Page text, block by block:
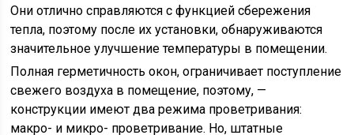
Они отлично справляются с функцией сбережения
тепла, поэтому после их установки, обнаруживаются
значительное улучшение температуры в помещении.
Полная герметичность окон, ограничивает поступление
свежего воздуха в помещение, поэтому, —
конструкции имеют два режима проветривания:
макро- и микро- проветривание. Но, штатные